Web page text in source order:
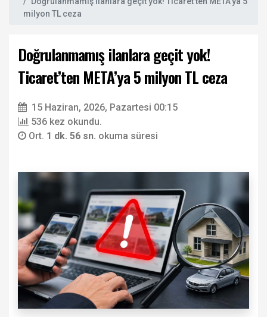
milyon TL ceza
Doğrulanmamış ilanlara geçit yok!
Ticaret’ten META’ya 5 milyon TL ceza
15 Haziran, 2026, Pazartesi 00:15
536 kez okundu.
Ort. 1 dk. 56 sn. okuma süresi